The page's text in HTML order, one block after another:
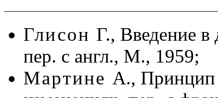
Глисон Г., Введение в
пер. с англ., М., 1959;
Мартине А., Принцип